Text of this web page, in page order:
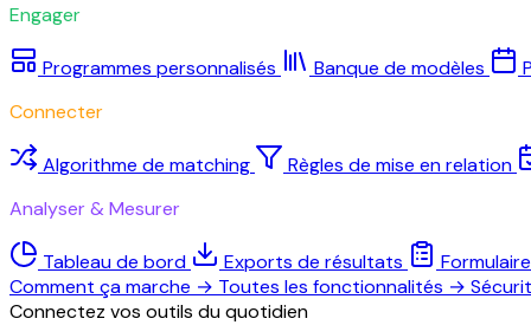
Engager
Programmes personnalisés Banque de modèles
Connecter
Algorithme de matching
Règles de mise en relation
Analyser & Mesurer
Tableau de bord Exports de résultats
Comment ça marche → Toutes les fonctionnalités →
Connectez vos outils du quotidien